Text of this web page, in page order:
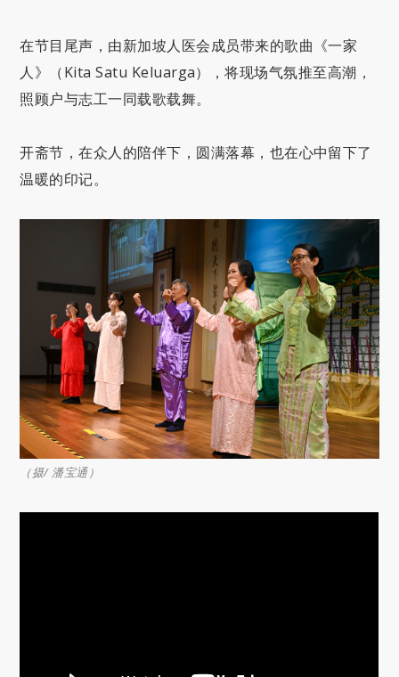
在节目尾声，由新加坡人医会成员带来的歌曲《一家
人》（Kita Satu Keluarga），将现场气氛推至高潮，
照顾户与志工一同载歌载舞。
开斋节，在众人的陪伴下，圆满落幕，也在心中留下了
温暖的印记。
（摄/ 潘宝通）